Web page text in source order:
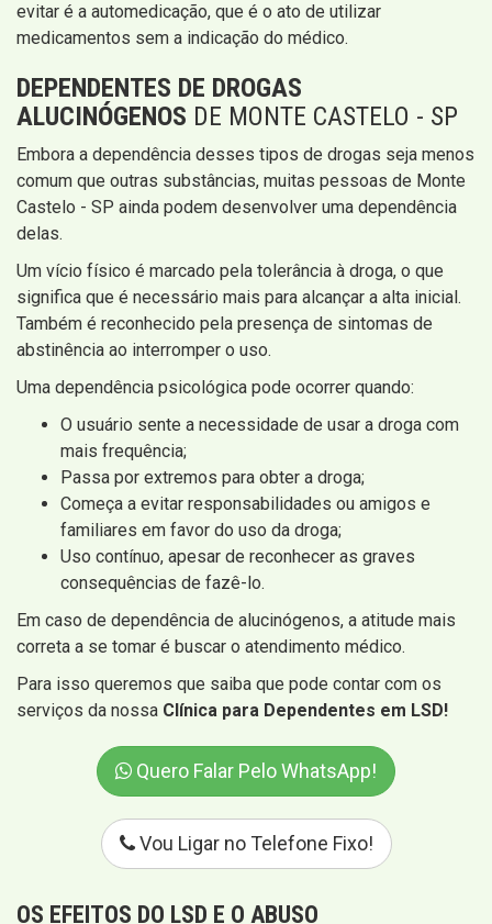
evitar é a automedicação, que é o ato de utilizar
medicamentos sem a indicação do médico.
DEPENDENTES DE DROGAS
ALUCINÓGENOS DE MONTE CASTELO - SP
Embora a dependência desses tipos de drogas seja menos
comum que outras substâncias, muitas pessoas de Monte
Castelo - SP ainda podem desenvolver uma dependência
delas.
Um vício físico é marcado pela tolerância à droga, o que
significa que é necessário mais para alcançar a alta inicial.
Também é reconhecido pela presença de sintomas de
abstinência ao interromper o uso.
Uma dependência psicológica pode ocorrer quando:
O usuário sente a necessidade de usar a droga com
mais frequência;
Passa por extremos para obter a droga;
Começa a evitar responsabilidades ou amigos e
familiares em favor do uso da droga;
Uso contínuo, apesar de reconhecer as graves
consequências de fazê-lo.
Em caso de dependência de alucinógenos, a atitude mais
correta a se tomar é buscar o atendimento médico.
Para isso queremos que saiba que pode contar com os
serviços da nossa Clínica para Dependentes em LSD!
Quero Falar Pelo WhatsApp!
Vou Ligar no Telefone Fixo!
OS EFEITOS DO LSD E O ABUSO